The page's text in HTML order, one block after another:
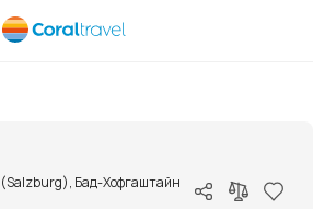
(Salzburg), Бад-Хофгаштайн